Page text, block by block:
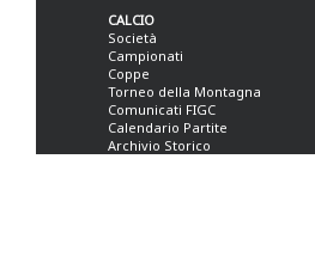
CALCIO
Società
Campionati
Coppe
Torneo della Montagna
Comunicati FIGC
Calendario Partite
Archivio Storico